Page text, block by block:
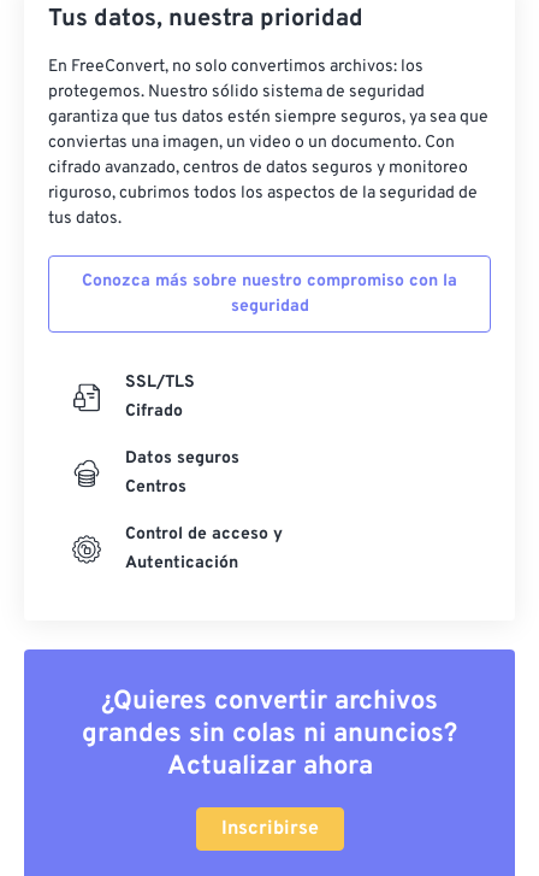
Tus datos, nuestra prioridad
En FreeConvert, no solo convertimos archivos: los
protegemos. Nuestro sólido sistema de seguridad
garantiza que tus datos estén siempre seguros, ya sea que
conviertas una imagen, un video o un documento. Con
cifrado avanzado, centros de datos seguros y monitoreo
riguroso, cubrimos todos los aspectos de la seguridad de
tus datos.
Conozca más sobre nuestro compromiso con la
seguridad
SSL/TLS
Cifrado
Datos seguros
Centros
Control de acceso y
Autenticación
¿Quieres convertir archivos
grandes sin colas ni anuncios?
Actualizar ahora
Inscribirse